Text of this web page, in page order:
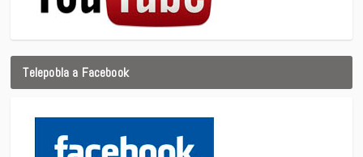
Telepobla a Facebook